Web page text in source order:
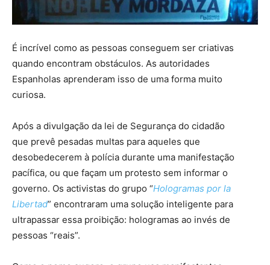
É incrível como as pessoas conseguem ser criativas
quando encontram obstáculos. As autoridades
Espanholas aprenderam isso de uma forma muito
curiosa.
Após a divulgação da lei de Segurança do cidadão
que prevê pesadas multas para aqueles que
desobedecerem à polícia durante uma manifestação
pacífica, ou que façam um protesto sem informar o
governo. Os activistas do grupo “Hologramas por la
Libertad” encontraram uma solução inteligente para
ultrapassar essa proibição: hologramas ao invés de
pessoas “reais”.